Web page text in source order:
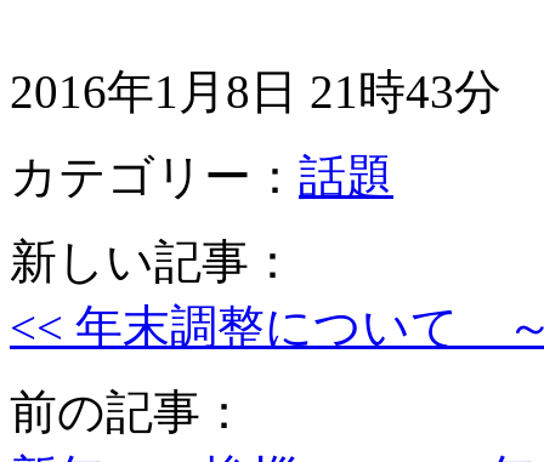
2016年1月8日 21時43分
カテゴリー： 話題
新しい記事：
<< 年末調整について
前の記事：